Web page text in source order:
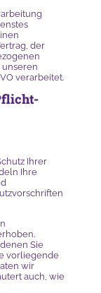
der
unseren
verarbeitet.
Ihrer
Ihre
Sie
vorliegende
wir
auch, wie